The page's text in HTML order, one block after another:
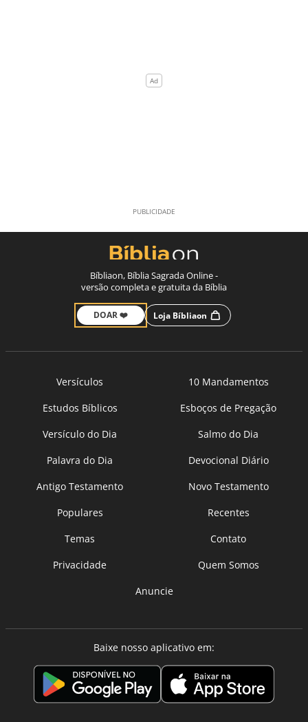
Bíbliaon, Bíblia Sagrada Online -
versão completa e gratuita da Bíblia
DOAR ❤️ Loja Bíbliaon
Versículos
10 Mandamentos
Estudos Bíblicos
Esboços de Pregação
Versículo do Dia
Salmo do Dia
Palavra do Dia
Devocional Diário
Antigo Testamento
Novo Testamento
Populares
Recentes
Temas
Contato
Privacidade
Quem Somos
Anuncie
Baixe nosso aplicativo em: